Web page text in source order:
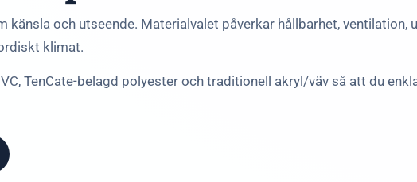
känsla och utseende. Materialvalet påverkar hållbarhet, ventilation,
klimat.
TenCate-belagd polyester och traditionell akryl/väv så att du